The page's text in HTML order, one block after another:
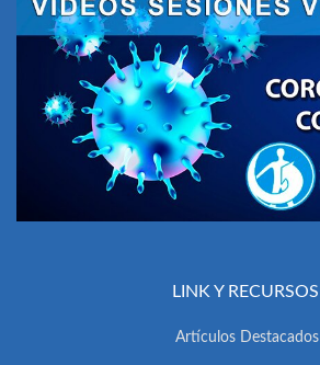
LINK Y RECURSOS
Artículos Destacados